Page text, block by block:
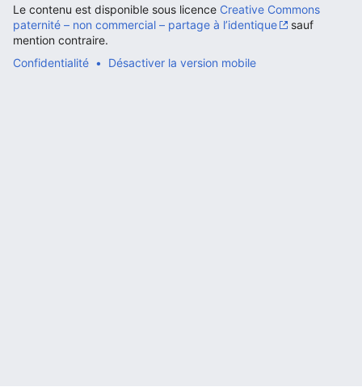
Le contenu est disponible sous licence Creative Commons
paternité – non commercial – partage à l’identique
sauf
mention contraire.
Confidentialité
Désactiver la version mobile